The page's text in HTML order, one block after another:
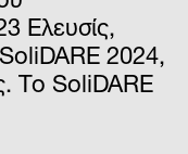
Ελευσίς,
2024,
Το SoliDARE